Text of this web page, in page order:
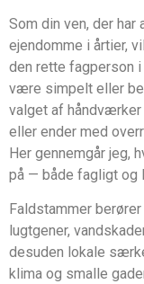
Som din ven, der
ejendomme i årtier,
den rette fagperson
være simpelt eller
valget af
eller ender med
Her gennemgår
på — både fagligt og
Faldstammer
lugtgener,
desuden lokale
klima og smalle